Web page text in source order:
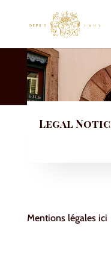
Legal
Mentions légales ici